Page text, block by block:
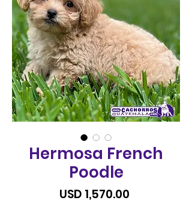
Hermosa French
Poodle
USD 1,570.00